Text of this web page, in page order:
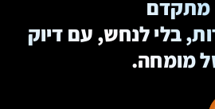
מתקדם
בלי לנחש, עם דיוק
מומחה.